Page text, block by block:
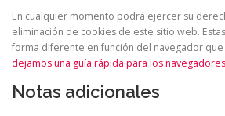
En cualquier momento podrá ejercer su
eliminación de cookies de este sitio web.
forma diferente en función del navegador que
dejamos una guía rápida para los
Notas adicionales